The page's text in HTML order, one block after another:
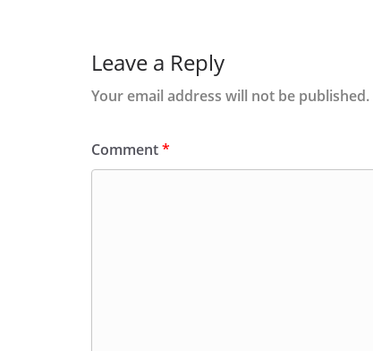
Leave a Reply
Your email address will not be published.
Comment*